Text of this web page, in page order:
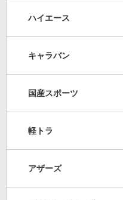
ハイエース
キャラバン
国産スポーツ
軽トラ
アザーズ